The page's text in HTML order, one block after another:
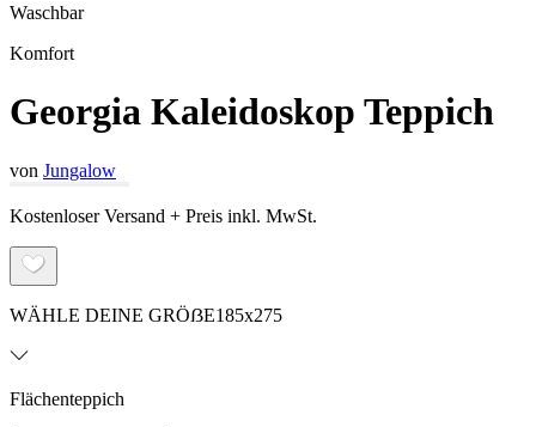
Waschbar
Komfort
Georgia Kaleidoskop Teppich
von Jungalow
Kostenloser Versand + Preis inkl. MwSt.
WÄHLE DEINE GRÖẞE185x275
Flächenteppich